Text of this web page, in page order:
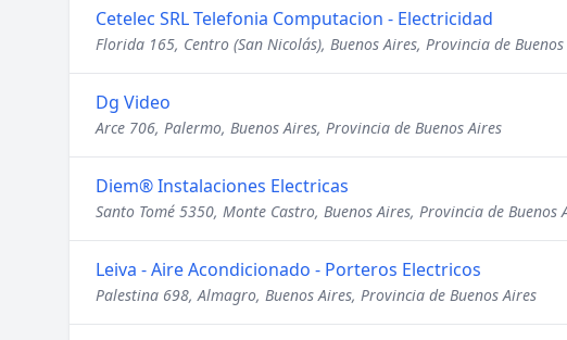
Cetelec SRL Telefonia Computacion - Electricidad
Florida 165, Centro (San Nicolás), Buenos Aires, Provincia de
Dg Video
Arce 706, Palermo, Buenos Aires, Provincia de Buenos Aires
Diem® Instalaciones Electricas
Santo Tomé 5350, Monte Castro, Buenos Aires, Provincia de Buenos
Leiva - Aire Acondicionado - Porteros Electricos
Palestina 698, Almagro, Buenos Aires, Provincia de Buenos Aires